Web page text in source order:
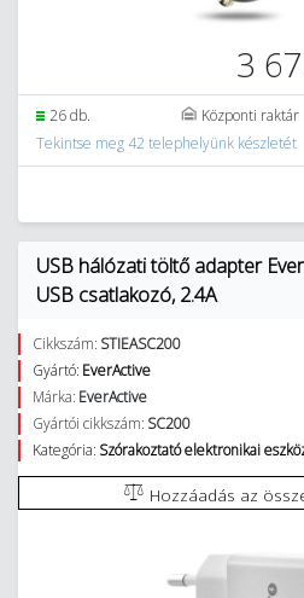
3
26 db. Központi raktár
Tekintse meg 42 telephelyünk készletét
USB hálózati töltő adapter
USB csatlakozó, 2.4A
Cikkszám: STIEASC200
Gyártó: EverActive
Márka: EverActive
Gyártói cikkszám: SC200
Kategória: Szórakoztató elektronikai
Hozzáadás az